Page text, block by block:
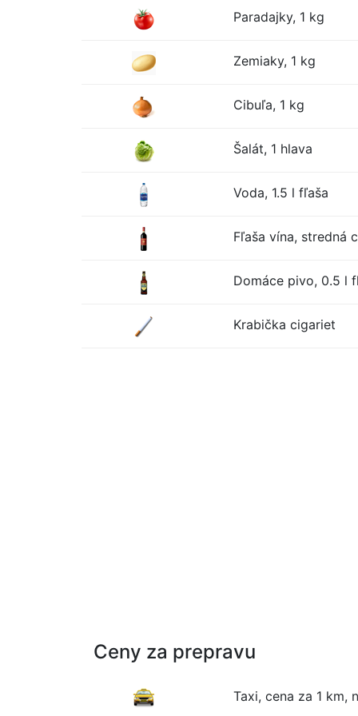
Paradajky, 1 kg
Zemiaky, 1 kg
Cibuľa, 1 kg
Šalát, 1 hlava
Voda, 1.5 l fľaša
Fľaša vína, stredná
Domáce pivo, 0.5 l
Krabička cigariet
Ceny za prepravu
Taxi, cena za 1 km,